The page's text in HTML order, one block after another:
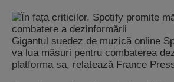
Gigantul suedez de muzică online
va lua măsuri pentru combaterea
platforma sa, relatează France